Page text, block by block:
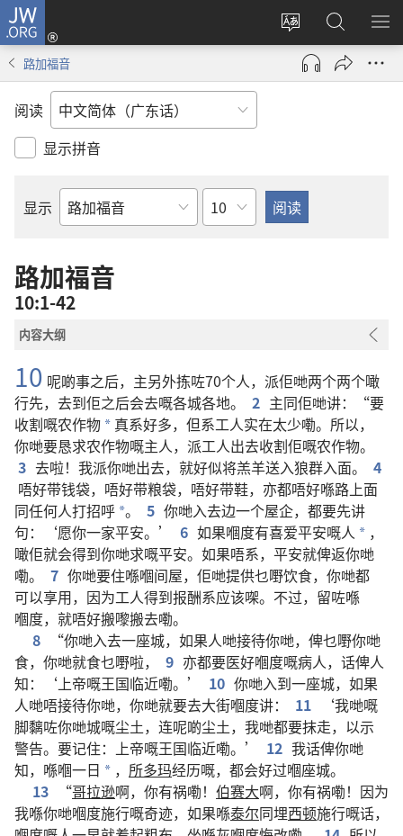
JW.ORG
更
改
网
登
录
（打
搜
索
JW.ORG
显
路加福音
阅读
显示拼音
显示
圣
经
卷
章
路加福音
10:1-42
内容大纲
10 呢啲事之后， 主另外拣咗70个人， 派佢哋两个两个噉
行先， 去到佢之后会去嘅各城各地。 2 主同佢哋讲：“要
收割嘅农作物 * 真系好多， 但系工人实在太少嘞。 所以，
你哋要恳求农作物嘅主人， 派工人出去收割佢嘅农作物。
3 去啦！ 我派你哋出去， 就好似将羔羊送入狼群入面。
4
唔好带钱袋， 唔好带粮袋， 唔好带鞋， 亦都唔好喺路上面
同任何人打招呼 *。 5 你哋入去边一个屋企， 都要先讲
句：‘愿你一家平安。’ 6 如果嗰度有喜爱平安嘅人 * ，
噉佢就会得到你哋求嘅平安。 如果唔系， 平安就俾返你哋
嘞。 7 你哋要住喺嗰间屋， 佢哋提供乜嘢饮食， 你哋都
可以享用， 因为工人得到报酬系应该㗎。 不过， 留咗喺
嗰度， 就唔好搬嚟搬去嘞。
8
“你哋入去一座城， 如果人哋接待你哋， 俾乜嘢你哋
食， 你哋就食乜嘢啦， 9 亦都要医好嗰度嘅病人， 话俾人
知：‘上帝嘅王国临近嘞。’ 10 你哋入到一座城， 如果
人哋唔接待你哋， 你哋就要去大街嗰度讲： 11 ‘我哋嘅
脚黐咗你哋城嘅尘土， 连呢啲尘土， 我哋都要抹走， 以示
警告。 要记住： 上帝嘅王国临近嘞。’ 12 我话俾你哋
知， 喺嗰一日 * ， 所多玛经历嘅， 都会好过嗰座城。
13
“哥拉逊啊， 你有祸嘞！ 伯赛大啊， 你有祸嘞！ 因为
我喺你哋嗰度施行嘅奇迹， 如果喺泰尔同埋西顿施行嘅话，